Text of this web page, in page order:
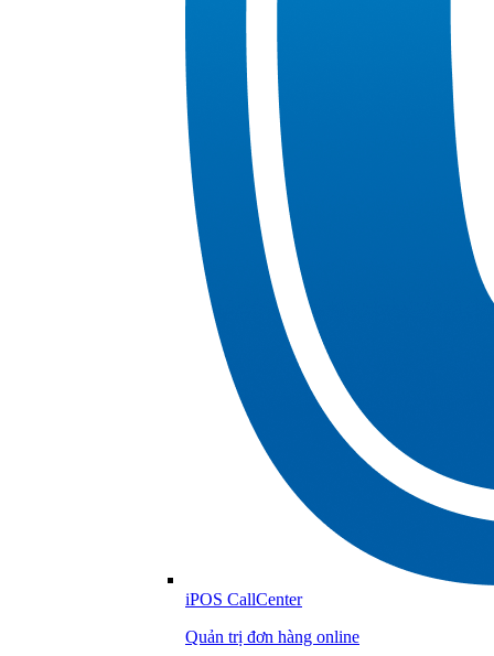
iPOS CallCenter
Quản trị đơn hàng online